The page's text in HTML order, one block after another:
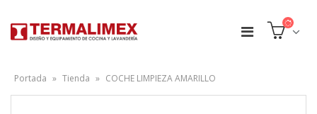
Portada » Tienda » COCHE LIMPIEZA AMARILLO